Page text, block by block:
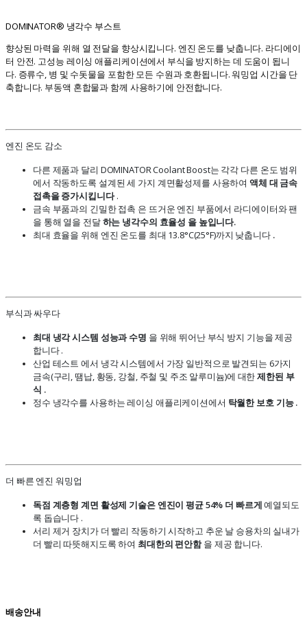
DOMINATOR® 냉각수 부스트
향상된 마력을 위해 열 전달을 향상시킵니다. 엔진 온도를 낮춥니다. 라디에이
터 안전. 고성능 레이싱 애플리케이션에서 부식을 방지하는 데 도움이 됩니
다. 증류수, 병 및 수돗물을 포함한 모든 수원과 호환됩니다. 워밍업 시간을 단
축합니다. 부동액 혼합물과 함께 사용하기에 안전합니다.
엔진 온도 감소
다른 제품과 달리 DOMINATOR Coolant Boost는 각각 다른 온도 범위
에서 작동하도록 설계된 세 가지 계면활성제를 사용하여액체 대 금속
접촉을 증가시킵니다.
금속 부품과의 긴밀한 접촉 은 뜨거운 엔진 부품에서 라디에이터와 팬
을 통해 열을 전달하는 냉각수의 효율성 을 높입니다.
최대 효율을 위해 엔진 온도를 최대 13.8°C(25°F)까지 낮춥니다 .
부식과 싸우다
최대 냉각 시스템 성능과 수명 을 위해 뛰어난 부식 방지 기능을 제공
합니다 .
산업 테스트 에서 냉각 시스템에서 가장 일반적으로 발견되는 6가지
금속(구리, 땜납, 황동, 강철, 주철 및 주조 알루미늄)에 대한제한된 부
식 .
정수 냉각수를 사용하는 레이싱 애플리케이션에서 탁월한 보호 기능 .
더 빠른 엔진 워밍업
독점 계층형 계면 활성제 기술은 엔진이 평균 54% 더 빠르게예열되도
록 돕습니다 .
서리 제거 장치가 더 빨리 작동하기 시작하고 추운 날 승용차의 실내가
더 빨리 따뜻해지도록 하여 최대한의 편안함을 제공 합니다.
배송안내